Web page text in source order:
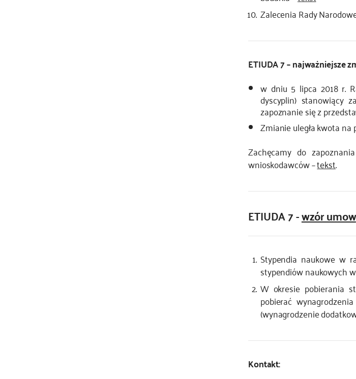
Zalecenia Rady
ETIUDA 7 – najważniejsze
w dniu 5 lipca 2018 r.
dyscyplin) stanowiący
zapoznanie się z
Zmianie uległa kwota na
Zachęcamy do
wnioskodawców –tekst.
ETIUDA 7 -wzór
Stypendia naukowe w
stypendiów naukowych
W okresie pobierania
pobierać
(wynagrodzenie
Kontakt: